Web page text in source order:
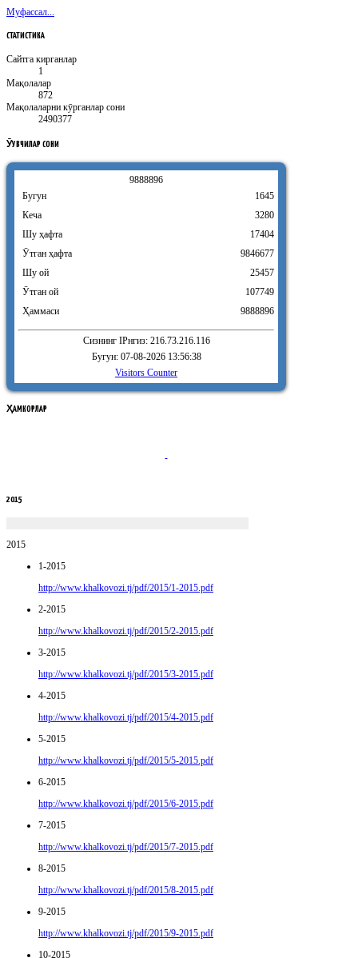
Муфассал...
СТАТИСТИКА
Сайтга кирганлар
1
Мақолалар
872
Мақолаларни кӯрганлар сони
2490377
ӮҚУВЧИЛАРСОНИ
9888896
Бугун
Кеча
Шу ҳафта
Ӯтган ҳафта
Шу ой
Ӯтган ой
Ҳаммаси
1645
3280
17404
9846677
25457
107749
9888896
Сизнинг IPнгиз: 216.73.216.116
Бугун: 07-08-2026 13:56:38
Visitors Counter
ҲАМКОРЛАР
2015
2015
1-2015
http://www.khalkovozi.tj/pdf/2015/1-2015.pdf
2-2015
http://www.khalkovozi.tj/pdf/2015/2-2015.pdf
3-2015
http://www.khalkovozi.tj/pdf/2015/3-2015.pdf
4-2015
http://www.khalkovozi.tj/pdf/2015/4-2015.pdf
5-2015
http://www.khalkovozi.tj/pdf/2015/5-2015.pdf
6-2015
http://www.khalkovozi.tj/pdf/2015/6-2015.pdf
7-2015
http://www.khalkovozi.tj/pdf/2015/7-2015.pdf
8-2015
http://www.khalkovozi.tj/pdf/2015/8-2015.pdf
9-2015
http://www.khalkovozi.tj/pdf/2015/9-2015.pdf
10-2015